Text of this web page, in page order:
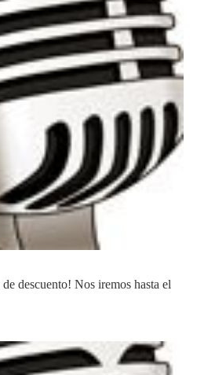
descuento! Nos iremos hasta el